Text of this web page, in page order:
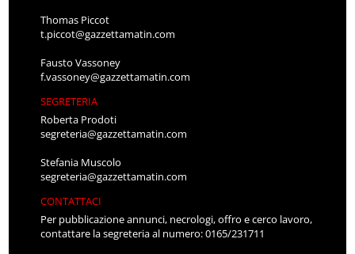
Thomas Piccot
t.piccot@gazzettamatin.com
Fausto Vassoney
f.vassoney@gazzettamatin.com
SEGRETERIA
Roberta Prodoti
segreteria@gazzettamatin.com
Stefania Muscolo
segreteria@gazzettamatin.com
CONTATTACI
Per pubblicazione annunci, necrologi, offro e cerco lavoro,
contattare la segreteria al numero: 0165/231711